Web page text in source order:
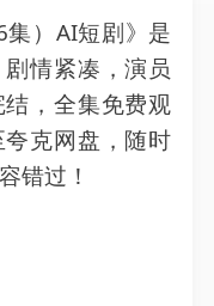
集）AI短剧》是
情紧凑，演员
，全集免费观
克网盘，随时
错过！